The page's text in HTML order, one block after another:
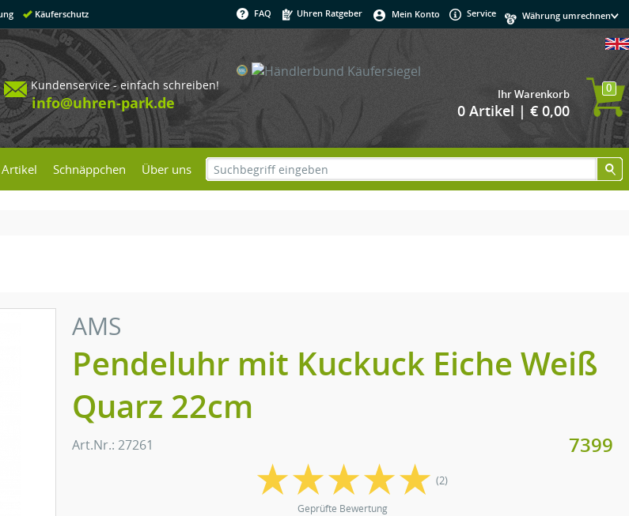
Käuferschutz FAQ Uhren Ratgeber Mein Konto Service
Kundenservice - einfach schreiben!
info@uhren-park.de
0
Ihr Warenkorb
0 Artikel | € 0,00
Schnäppchen Über uns
AMS
Pendeluhr mit Kuckuck Eiche Weiß
Quarz 22cm
Art.Nr.: 27261 7399
(2)
Geprüfte Bewertung